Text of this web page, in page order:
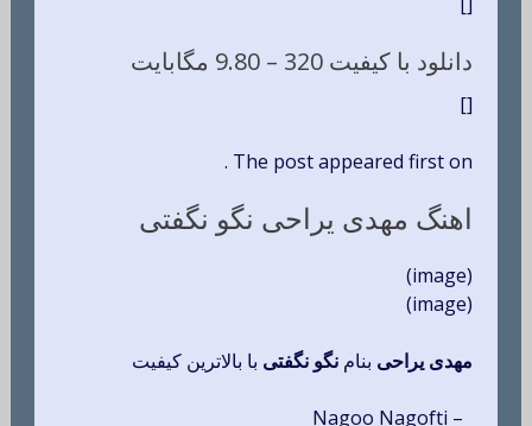
دانلود با کیفیت 320 – 9.80 مگابایت
[]
The post appeared first on .
اهنگ مهدی یراحی نگو نگفتی
(image)
(image)
مهدی یراحی بنام نگو نگفتی با بالاترین کیفیت
– Nagoo Nagofti